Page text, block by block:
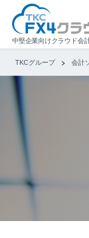
中堅企業向けクラウド会
TKCグループ 会計